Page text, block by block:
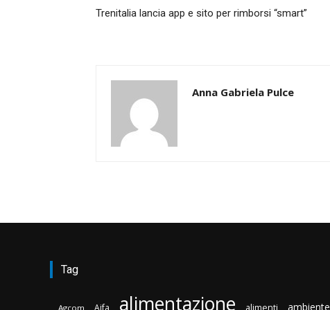
Trenitalia lancia app e sito per rimborsi “smart”
Anna Gabriela Pulce
Tag
Agcom alimentazione ambiente